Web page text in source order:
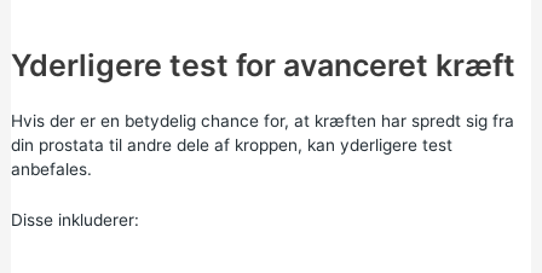
Yderligere test for avanceret kræft
Hvis der er en betydelig chance for, at kræften har spredt sig fra
din prostata til andre dele af kroppen, kan yderligere test
anbefales.
Disse inkluderer: